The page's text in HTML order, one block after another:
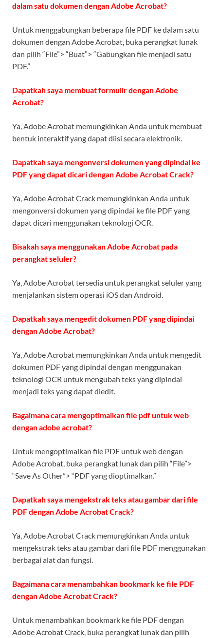
dalam satu dokumen dengan Adobe Acrobat?
Untuk menggabungkan beberapa file PDF ke dalam satu
dokumen dengan Adobe Acrobat, buka perangkat lunak
dan pilih “File”> “Buat”> “Gabungkan file menjadi satu
PDF.”
Dapatkah saya membuat formulir dengan Adobe
Acrobat?
Ya, Adobe Acrobat memungkinkan Anda untuk membuat
bentuk interaktif yang dapat diisi secara elektronik.
Dapatkah saya mengonversi dokumen yang dipindai ke
PDF yang dapat dicari dengan Adobe Acrobat Crack?
Ya, Adobe Acrobat Crack memungkinkan Anda untuk
mengonversi dokumen yang dipindai ke file PDF yang
dapat dicari menggunakan teknologi OCR.
Bisakah saya menggunakan Adobe Acrobat pada
perangkat seluler?
Ya, Adobe Acrobat tersedia untuk perangkat seluler yang
menjalankan sistem operasi iOS dan Android.
Dapatkah saya mengedit dokumen PDF yang dipindai
dengan Adobe Acrobat?
Ya, Adobe Acrobat memungkinkan Anda untuk mengedit
dokumen PDF yang dipindai dengan menggunakan
teknologi OCR untuk mengubah teks yang dipindai
menjadi teks yang dapat diedit.
Bagaimana cara mengoptimalkan file pdf untuk web
dengan adobe acrobat?
Untuk mengoptimalkan file PDF untuk web dengan
Adobe Acrobat, buka perangkat lunak dan pilih “File”>
“Save As Other”> “PDF yang dioptimalkan.”
Dapatkah saya mengekstrak teks atau gambar dari file
PDF dengan Adobe Acrobat Crack?
Ya, Adobe Acrobat Crack memungkinkan Anda untuk
mengekstrak teks atau gambar dari file PDF menggunakan
berbagai alat dan fungsi.
Bagaimana cara menambahkan bookmark ke file PDF
dengan Adobe Acrobat Crack?
Untuk menambahkan bookmark ke file PDF dengan
Adobe Acrobat Crack, buka perangkat lunak dan pilih